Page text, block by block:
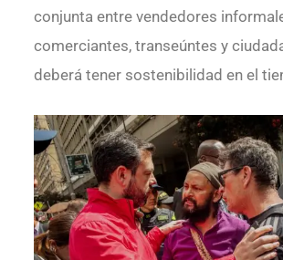
conjunta entre vendedores
comerciantes, transeúntes y
deberá tener sostenibilidad en el